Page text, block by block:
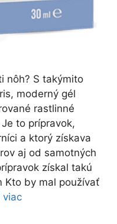
nôh? S takýmito
moderný gél
rastlinné
to prípravok,
a ktorý získava
aj od samotných
získal takú
Kto by mal používať
viac